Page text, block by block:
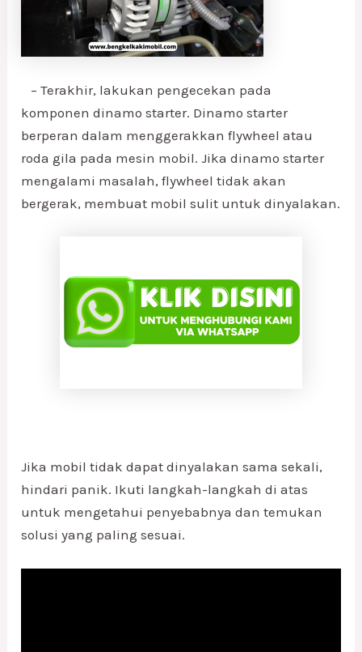
– Terakhir, lakukan pengecekan pada
komponen dinamo starter. Dinamo starter
berperan dalam menggerakkan flywheel atau
roda gila pada mesin mobil. Jika dinamo starter
mengalami masalah, flywheel tidak akan
bergerak, membuat mobil sulit untuk dinyalakan.
Jika mobil tidak dapat dinyalakan sama sekali,
hindari panik. Ikuti langkah-langkah di atas
untuk mengetahui penyebabnya dan temukan
solusi yang paling sesuai.